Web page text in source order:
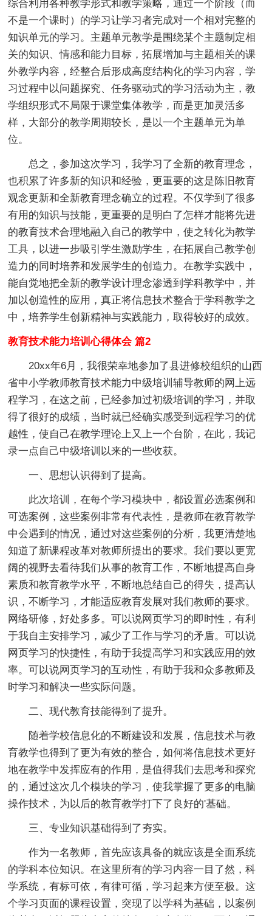
综合利用各种教学形式和教学策略，通过一个阶段（而
不是一个课时）的学习让学习者完成对一个相对完整的
知识单元的学习。主题单元教学是围绕某个主题制定相
关的知识、情感和能力目标，拓展增加与主题相关的课
外教学内容，经整合后形成高度结构化的学习内容，学
习过程中以问题探究、任务驱动式的学习活动为主，教
学组织形式不局限于课堂集体教学，而是更加灵活多
样，大部分的教学周期较长，是以一个主题单元为单
位。
总之，参加这次学习，我学习了全新的教育理念，
也积累了许多新的知识和经验，更重要的这是陈旧教育
观念更新和全新教育理念确立的过程。不仅学到了很多
有用的知识与技能，更重要的是明白了怎样才能将先进
的教育技术合理地融入自己的教学中，使之转化为教学
工具，以进一步吸引学生激励学生，在拓展自己教学创
造力的同时培养和发展学生的创造力。在教学实践中，
能自觉地把全新的教学设计理念渗透到学科教学中，并
加以创造性的应用，真正将信息技术整合于学科教学之
中，培养学生创新精神与实践能力，取得较好的成效。
教育技术能力培训心得体会 篇2
20xx年6月，我很荣幸地参加了县进修校组织的山西
省中小学教师教育技术能力中级培训辅导教师的网上远
程学习，在这之前，已经参加过初级培训的学习，并取
得了很好的成绩，当时就已经确实感受到远程学习的优
越性，使自己在教学理论上又上一个台阶，在此，我记
录一点自己中级培训以来的一些收获。
一、思想认识得到了提高。
此次培训，在每个学习模块中，都设置必选案例和
可选案例，这些案例非常有代表性，是教师在教育教学
中会遇到的情况，通过对这些案例的分析，我更清楚地
知道了新课程改革对教师所提出的要求。我们要以更宽
阔的视野去看待我们从事的教育工作，不断地提高自身
素质和教育教学水平，不断地总结自己的得失，提高认
识，不断学习，才能适应教育发展对我们教师的要求。
网络研修，好处多多。可以说网页学习的即时性，有利
于我自主安排学习，减少了工作与学习的矛盾。可以说
网页学习的快捷性，有助于我提高学习和实践应用的效
率。可以说网页学习的互动性，有助于我和众多教师及
时学习和解决一些实际问题。
二、现代教育技能得到了提升。
随着学校信息化的不断建设和发展，信息技术与教
育教学也得到了更为有效的整合，如何将信息技术更好
地在教学中发挥应有的作用，是值得我们去思考和探究
的，通过这次几个模块的学习，使我掌握了更多的电脑
操作技术，为以后的教育教学打下了良好的'基础。
三、专业知识基础得到了夯实。
作为一名教师，首先应该具备的就应该是全面系统
的学科本位知识。在这里所有的学习内容一目了然，科
学系统，有标可依，有律可循，学习起来方便至极。这
个学习页面的课程设置，突现了以学科为基础，以案例